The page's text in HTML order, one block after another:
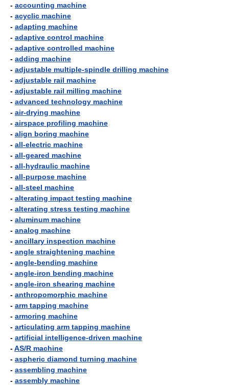
- accounting machine
- acyclic machine
- adapting machine
- adaptive control machine
- adaptive controlled machine
- adding machine
- adjustable multiple-spindle drilling machine
- adjustable rail machine
- adjustable rail milling machine
- advanced technology machine
- air-drying machine
- airspace profiling machine
- align boring machine
- all-electric machine
- all-geared machine
- all-hydraulic machine
- all-purpose machine
- all-steel machine
- alterating impact testing machine
- alterating stress testing machine
- aluminum machine
- analog machine
- ancillary inspection machine
- angle straightening machine
- angle-bending machine
- angle-iron bending machine
- angle-iron shearing machine
- anthropomorphic machine
- arm tapping machine
- armoring machine
- articulating arm tapping machine
- artificial intelligence-driven machine
-AS/R machine
- aspheric diamond turning machine
- assembling machine
- assembly machine